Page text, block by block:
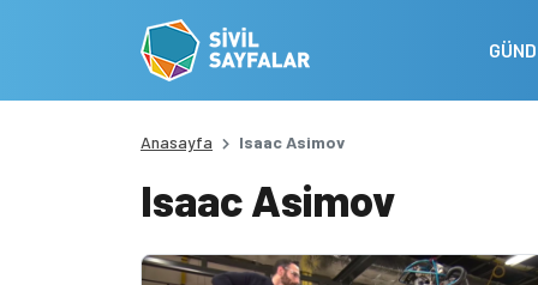
Anasayfa Isaac Asimov
Isaac Asimov